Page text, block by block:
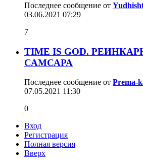
Последнее сообщение от
03.06.2021 07:29
7
TIME IS GOD.
САМСАРА
Последнее сообщение от Prema-
07.05.2021 11:30
0
Вход
Регистрация
Полная версия
Вверх